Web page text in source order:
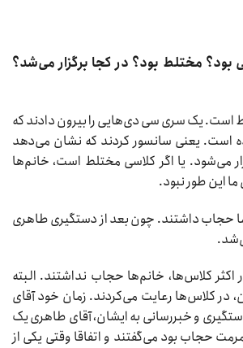
مختلط بود؟ در کجا برگزار می‌شد؟
است. یک سری سی دی‌هایی را بیرون دادند که
است. یعنی سانسور کردند که نشان می‌دهد
می‌شود. یا اگر کلاسی مختلط است، خانم‌ها
این طور نبود.
ما حجاب داشتند. چون بعد از دستگیری طاهری
اکثر کلاس‌ها، خانم‌ها حجاب نداشتند. البته
در کلاس‌ها رعایت می‌کردند. زمان خود آقای
و خبررسانی به ایشان، آقای طاهری یک
حجاب بود می‌گفتند و اتفاقا وقتی یکی از